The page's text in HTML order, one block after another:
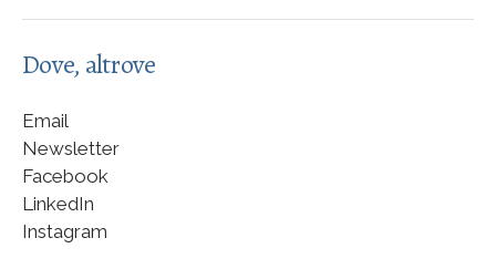
Dove, altrove
Email
Newsletter
Facebook
LinkedIn
Instagram